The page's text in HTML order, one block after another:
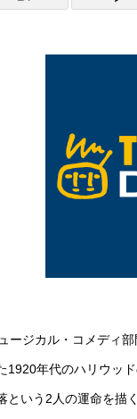
ージカル・コメディ
1920年代のハリウッ
という2人の運命を描